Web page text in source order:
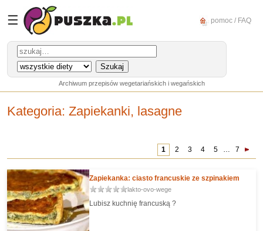
☰ pomoc / FAQ
Archiwum przepisów wegetariańskich i wegańskich
Kategoria: Zapiekanki, lasagne
1 2 3 4 5 … 7
Zapiekanka: ciasto francuskie ze szpinakiem
lakto-ovo-wege
Lubisz kuchnię francuską ?